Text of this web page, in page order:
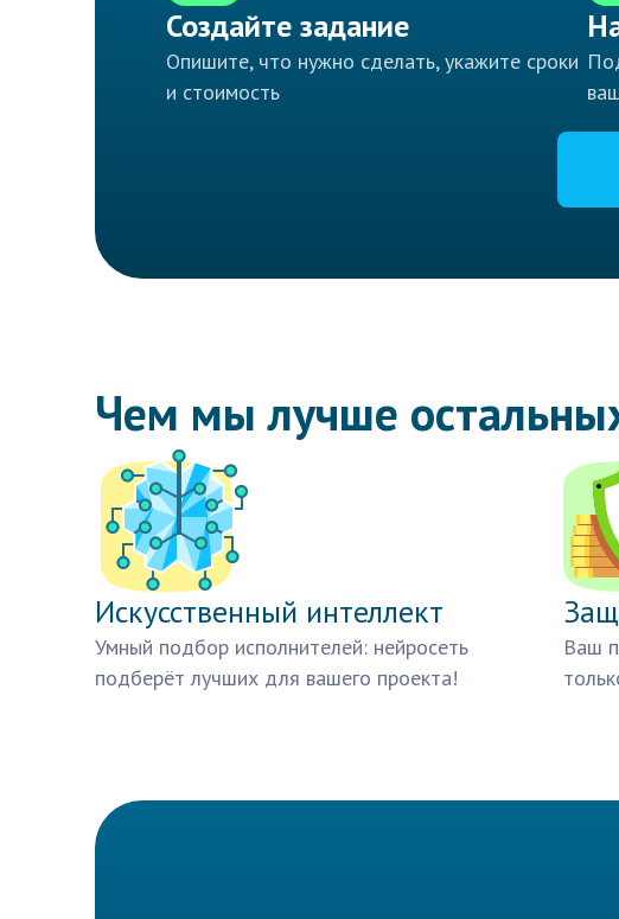
Создайте задание
Опишите, что нужно сделать, укажите сроки
и стоимость
Чем мы лучше
Искусственный интеллект
Умный подбор исполнителей: нейросеть
подберёт лучших для вашего проекта!
Ваш